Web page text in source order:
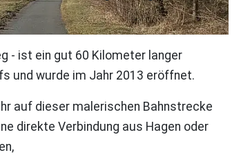
- ist ein gut 60 Kilometer langer
und wurde im Jahr 2013 eröffnet.
auf dieser malerischen Bahnstrecke
direkte Verbindung aus Hagen oder